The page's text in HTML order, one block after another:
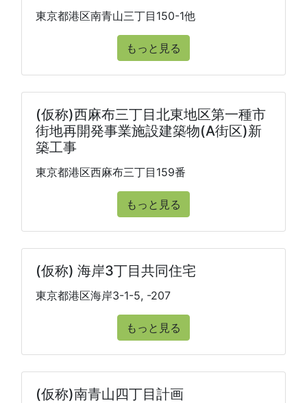
東京都港区南青山三丁目150-1他
もっと見る
(仮称)西麻布三丁目北東地区第一種市
街地再開発事業施設建築物(A街区)新
築工事
東京都港区西麻布三丁目159番
もっと見る
(仮称) 海岸3丁目共同住宅
東京都港区海岸3-1-5, -207
もっと見る
(仮称)南青山四丁目計画